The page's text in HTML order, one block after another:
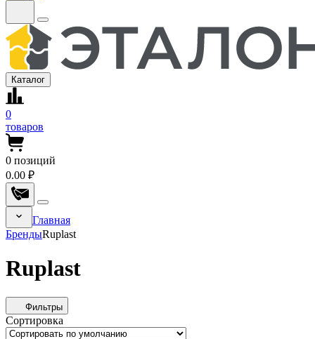
Каталог
0
товаров
0 позиций
0.00 ₽
Главная
БрендыRuplast
Ruplast
Фильтры
Сортировка